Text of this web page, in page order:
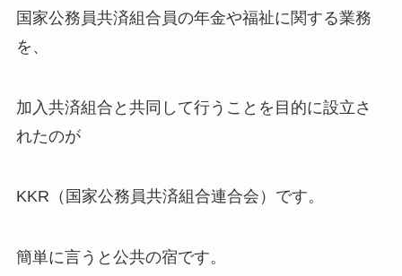
国家公務員共済組合員の年金や福祉に関する業務
を、
加入共済組合と共同して行うことを目的に設立さ
れたのが
KKR（国家公務員共済組合連合会）です。
簡単に言うと公共の宿です。